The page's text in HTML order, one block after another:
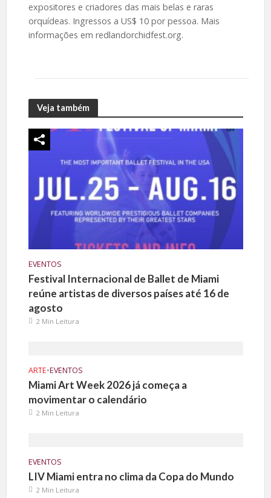
expositores e criadores das mais belas e raras
orquídeas. Ingressos a US$ 10 por pessoa. Mais
informações em redlandorchidfest.org.
Veja também
EVENTOS
Festival Internacional de Ballet de Miami
reúne artistas de diversos países até 16 de
agosto
2 Min Leitura
ARTE•EVENTOS
Miami Art Week 2026 já começa a
movimentar o calendário
2 Min Leitura
EVENTOS
LIV Miami entra no clima da Copa do Mundo
2 Min Leitura